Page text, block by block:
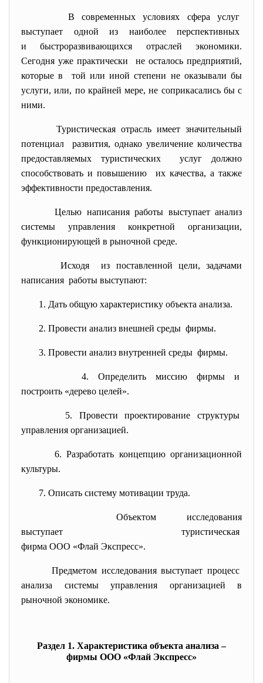
В современных условиях сфера услуг
выступает одной из наиболее перспективных
и быстроразвивающихся отраслей экономики.
Сегодня уже практически не осталось предприятий,
которые в той или иной степени не оказывали бы
услуги, или, по крайней мере, не соприкасались бы с
ними.
Туристическая отрасль имеет значительный
потенциал развития, однако увеличение количества
предоставляемых туристических услуг должно
способствовать и повышению их качества, а также
эффективности предоставления.
Целью написания работы выступает анализ
системы управления конкретной организации,
функционирующей в рыночной среде.
Исходя из поставленной цели, задачами
написания работы выступают:
1. Дать общую характеристику объекта анализа.
2. Провести анализ внешней среды фирмы.
3. Провести анализ внутренней среды фирмы.
4. Определить миссию фирмы и
построить «дерево целей».
5. Провести проектированиеструктуры
управления организацией.
6. Разработать концепциюорганизационной
культуры.
7. Описать систему мотивации труда.
Объектом исследования
выступает туристическая
фирма ООО «Флай Экспресс».
Предметом исследования выступает процесс
анализа системы управления организацией в
рыночной экономике.
Раздел 1. Характеристика объекта анализа –
фирмы ООО «Флай Экспресс»